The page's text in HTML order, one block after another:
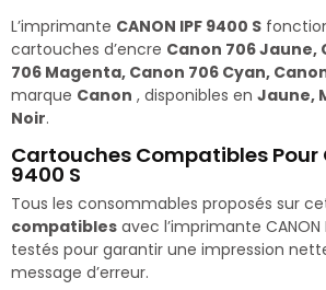
L’imprimante CANON IPF 9400 S
cartouches d’encre Canon 706 Jaune,
706 Magenta, Canon 706 Cyan,
marque Canon , disponibles en Jaune,
Noir.
Cartouches Compatibles Pour
9400 S
Tous les consommables proposés sur
compatibles avec l’imprimante CANON
testés pour garantir une impression
message d’erreur.